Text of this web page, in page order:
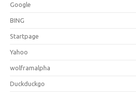
Google
BING
Startpage
Yahoo
wolframalpha
Duckduckgo